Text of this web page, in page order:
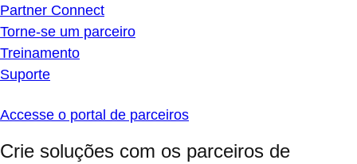
Partner Connect
Torne-se um parceiro
Treinamento
Suporte
Accesse o portal de parceiros
Crie soluções com os parceiros de